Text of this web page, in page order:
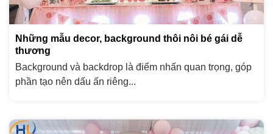
Những mẫu decor, background thôi nôi bé gái dễ
thương
Background và backdrop là điểm nhấn quan trọng, góp
phần tạo nên dấu ấn riêng...